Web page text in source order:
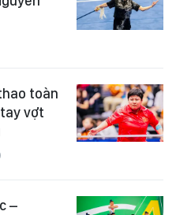
toàn
vợt
–